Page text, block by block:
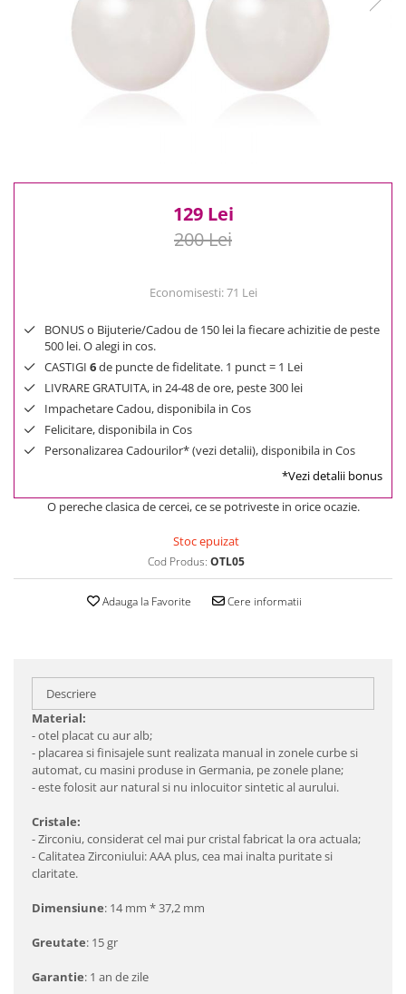
Cele mai vandute
Cele mai votate
300 Lei - 500 Lei
129 Lei
200 Lei
Economisesti:71 Lei
BONUS o Bijuterie/Cadou de 150 lei la fiecare achizitie de peste
500 lei. O alegi in cos.
CASTIGI 6de puncte de fidelitate. 1 punct = 1 Lei
LIVRARE GRATUITA, in 24-48 de ore, peste 300 lei
Impachetare Cadou, disponibila in Cos
Felicitare, disponibila in Cos
Personalizarea Cadourilor* (vezi detalii), disponibila in Cos
*Vezi detalii bonus
O pereche clasica de cercei, ce se potriveste in orice ocazie.
Stoc epuizat
Cod Produs: OTL05
Adauga la Favorite Cere informatii
Descriere
Material:
- otel placat cu aur alb;
- placarea si finisajele sunt realizata manual in zonele curbe si
automat, cu masini produse in Germania, pe zonele plane;
- este folosit aur natural si nu inlocuitor sintetic al aurului.
Cristale:
- Zirconiu, considerat cel mai pur cristal fabricat la ora actuala;
- Calitatea Zirconiului: AAA plus, cea mai inalta puritate si
claritate.
Dimensiune: 14 mm * 37,2 mm
Greutate: 15 gr
Garantie: 1 an de zile